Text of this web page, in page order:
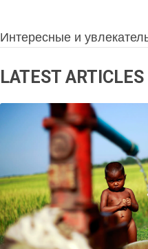
Интересные и
LATEST ARTICLES